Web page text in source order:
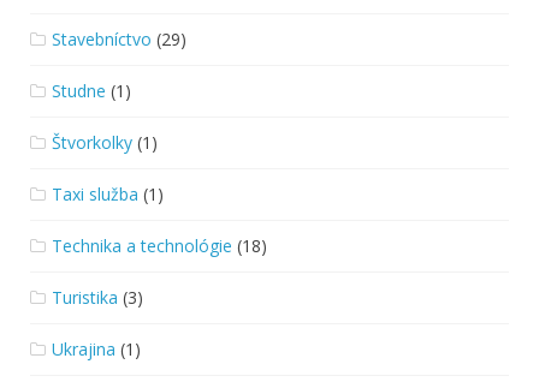
Stavebníctvo (29)
Studne (1)
Štvorkolky (1)
Taxi služba (1)
Technika a technológie (18)
Turistika (3)
Ukrajina (1)